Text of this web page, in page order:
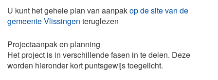
U kunt het gehele plan van aanpakop de site van de
gemeente Vlissingen teruglezen
Projectaanpak en planning
Het project is in verschillende fasen in te delen. Deze
worden hieronder kort puntsgewijs toegelicht.